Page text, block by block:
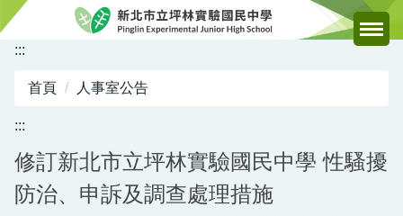
跳
主
容
:::
首頁 人事室公告
:::
修訂新北市立坪林實驗國民中學 性騷擾
防治、申訴及調查處理措施